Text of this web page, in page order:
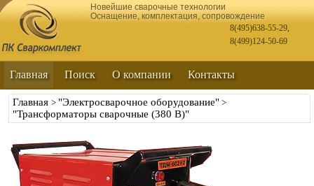
Новейшие сварочные технологии
Оснащение, комплектация, сопровождение
8(495)638-55-29,
8(499)124-50-69
Главная Поиск О компании Контакты
Главная > "Электросварочное оборудование" >
"Трансформаторы сварочные (380 В)"